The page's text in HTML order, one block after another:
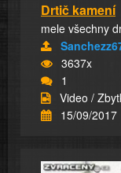
Drtič kamení
mele všechny
3637x
1
Video /
15/09/2017